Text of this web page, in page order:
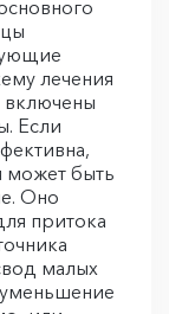
лечения
включены
Если
может быть
Оно
притока
малых